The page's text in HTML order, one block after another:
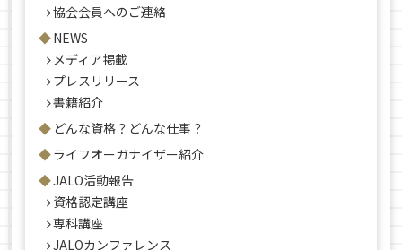
協会会員へのご連絡
NEWS
メディア掲載
プレスリリース
書籍紹介
どんな資格？どんな仕事？
ライフオーガナイザー紹介
JALO活動報告
資格認定講座
専科講座
JALOカンファレンス